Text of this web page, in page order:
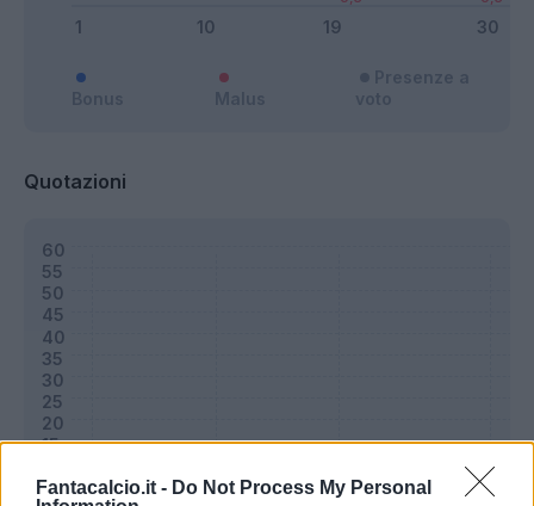
Fantacalcio.it - Do Not Process My Personal
Quotazioni